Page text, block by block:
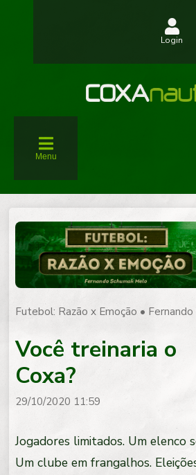
Menu
Login
Futebol: Razão x Emoção • Fernando
Você treinaria o
Coxa?
29/10/2020 11:59
Jogadores limitados. Um elenco
Um clube em frangalhos.